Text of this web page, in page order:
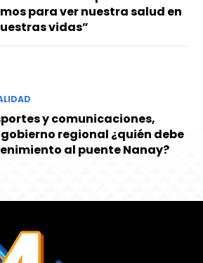
para ver nuestra salud en
vidas”
y comunicaciones,
regional ¿quién debe
al puente Nanay?